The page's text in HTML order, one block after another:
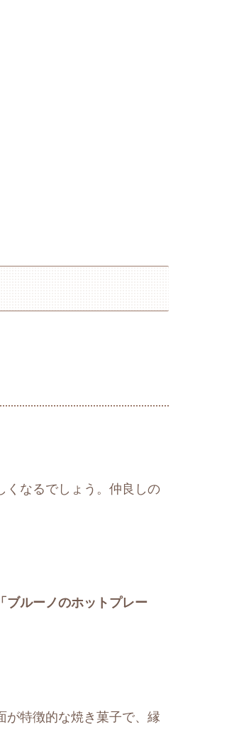
くなるでしょう。仲良しの
「ブルーノのホットプレー
が特徴的な焼き菓子で、縁